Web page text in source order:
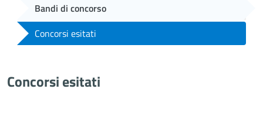
Bandi di concorso
Concorsi esitati
Concorsi esitati